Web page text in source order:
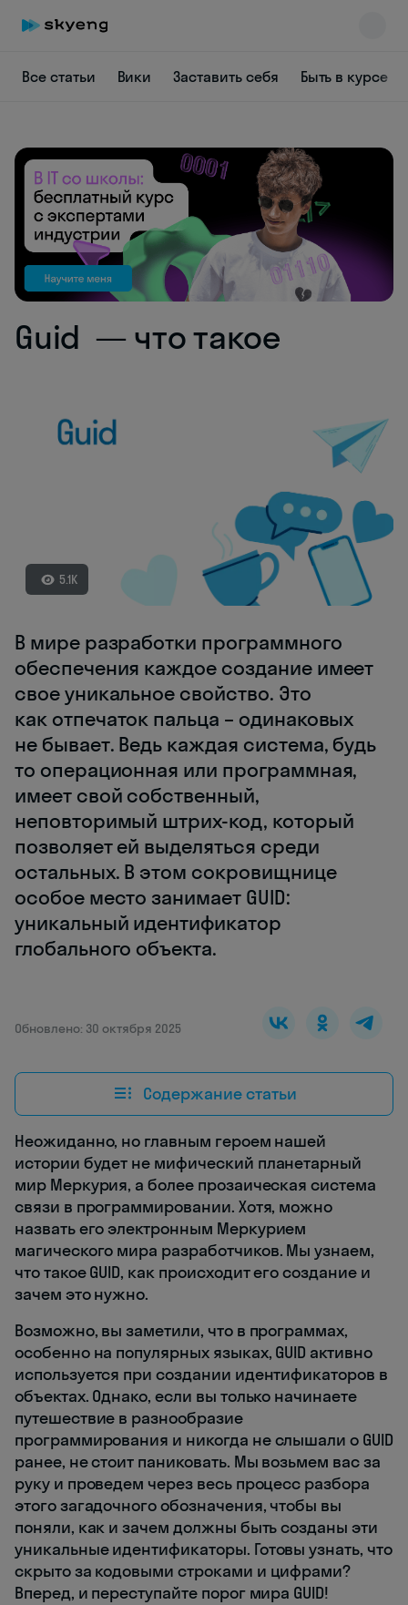
Все статьи Вики Заставить себя Быть в курсе
Guid — что такое
5.1K
В мире разработки программного
обеспечения каждое создание имеет
свое уникальное свойство. Это
как отпечаток пальца – одинаковых
не бывает. Ведь каждая система, будь
то операционная или программная,
имеет свой собственный,
неповторимый штрих-код, который
позволяет ей выделяться среди
остальных. В этом сокровищнице
особое место занимает GUID:
уникальный идентификатор
глобального объекта.
Обновлено: 30 октября 2025
Содержание статьи
Неожиданно, но главным героем нашей
истории будет не мифический планетарный
мир Меркурия, а более прозаическая система
связи в программировании. Хотя, можно
назвать его электронным Меркурием
магического мира разработчиков. Мы узнаем,
что такое GUID, как происходит его создание и
зачем это нужно.
Возможно, вы заметили, что в программах,
особенно на популярных языках, GUID активно
используется при создании идентификаторов в
объектах. Однако, если вы только начинаете
путешествие в разнообразие
программирования и никогда не слышали о GUID
ранее, не стоит паниковать. Мы возьмем вас за
руку и проведем через весь процесс разбора
этого загадочного обозначения, чтобы вы
поняли, как и зачем должны быть созданы эти
уникальные идентификаторы. Готовы узнать, что
скрыто за кодовыми строками и цифрами?
Вперед, и переступайте порог мира GUID!
Skyeng Chat
online